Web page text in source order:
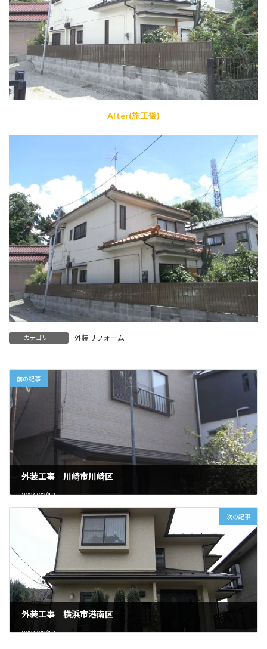
After(施工後)
カテゴリー 外装リフォーム
前の記事
外装工事 川崎市川崎区
2026/03/13
次の記事
外装工事 横浜市港南区
2026/03/13